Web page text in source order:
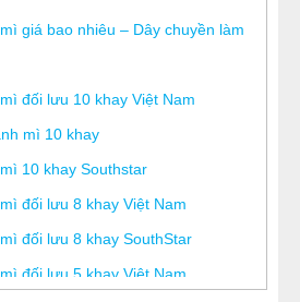
giá bao nhiêu – Dây chuyền làm
đối lưu 10 khay Việt Nam
mì 10 khay
10 khay Southstar
đối lưu 8 khay Việt Nam
đối lưu 8 khay SouthStar
đối lưu 5 khay Việt Nam